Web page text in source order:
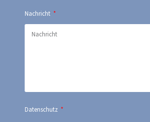
Nachricht
Datenschutz